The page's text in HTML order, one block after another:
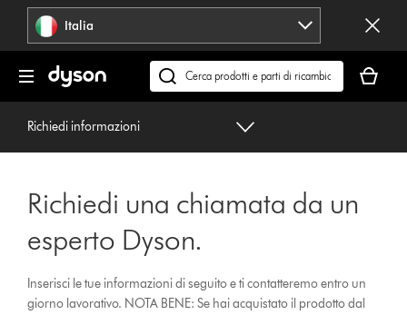
navigazione Italia
Cerca
su
carrello
è
Richiedi informazioni
Richiedi una chiamata da un
esperto Dyson.
Inserisci le tue informazioni di seguito e ti contatteremo entro un
giorno lavorativo. NOTA BENE: Se hai acquistato il prodotto dal